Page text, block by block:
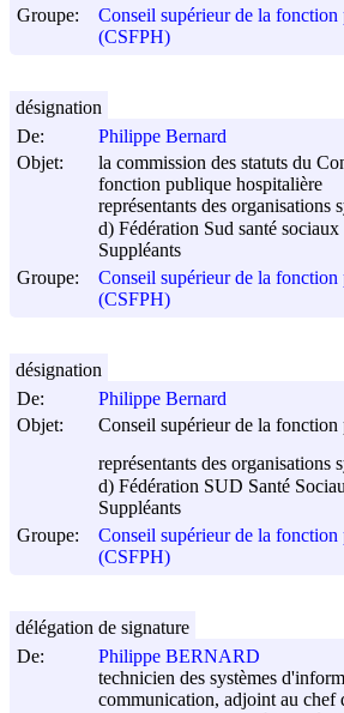
Groupe:
Conseil supérieur de la
(CSFPH)
De:
Philippe Bernard
Objet:
la commission des statuts du
fonction publique hospitalière
représentants des organisations
d) Fédération Sud santé sociaux
Suppléants
Groupe:
Conseil supérieur de la
(CSFPH)
désignation
De:
Philippe Bernard
Objet:
Conseil supérieur de la
représentants des organisations
d) Fédération SUD Santé
Suppléants
Groupe:
Conseil supérieur de la
(CSFPH)
désignation
De:
Philippe BERNARD
technicien des systèmes
communication, adjoint au chef
délégation de signature